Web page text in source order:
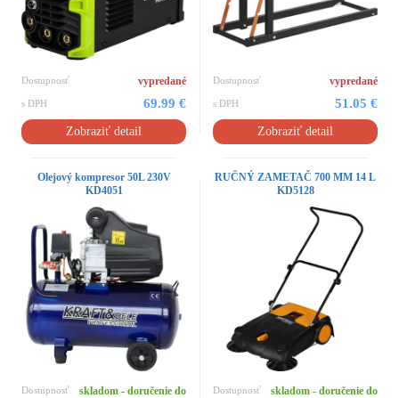
Dostupnosť vypredané
s DPH 69.99 €
Zobraziť detail
Dostupnosť vypredané
s DPH 51.05 €
Zobraziť detail
Olejový kompresor 50L 230V
KD4051
Dostupnosť
skladom - doručenie do
RUČNÝ ZAMETAČ 700 MM 14 L
KD5128
Dostupnosť
skladom - doručenie do